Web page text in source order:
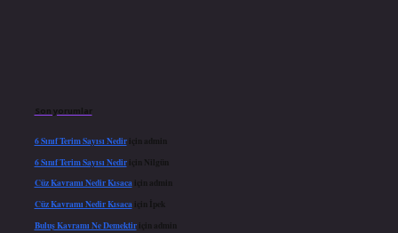
Son yorumlar
6 Sınıf Terim Sayısı Nediriçin admin
6 Sınıf Terim Sayısı Nediriçin Nilgün
Cüz Kavramı Nedir Kısacaiçin admin
Cüz Kavramı Nedir Kısacaiçin
İpek
Buluş Kavramı Ne Demektiriçin admin